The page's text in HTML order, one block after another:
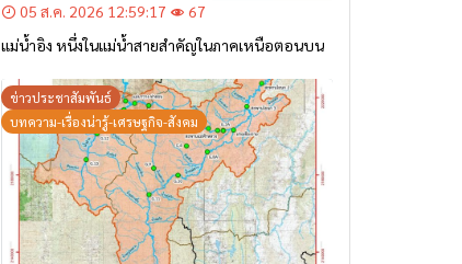
05 ส.ค. 2026 12:59:17
67
แม่น้ำอิง หนึ่งในแม่น้ำสายสำคัญในภาคเหนือตอนบน
ข่าวประชาสัมพันธ์
บทความ-เรื่องน่ารู้-เศรษฐกิจ-สังคม